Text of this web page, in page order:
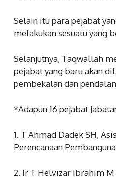
Selain itu para pejabat
melakukan sesuatu yang
Selanjutnya, Taqwallah
pejabat yang baru akan
pembekalan dan
*Adapun 16 pejabat
1. T Ahmad Dadek SH,
Perencanaan
2. Ir T Helvizar Ibrahim M